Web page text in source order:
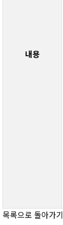
내용
목록으로 돌아가기